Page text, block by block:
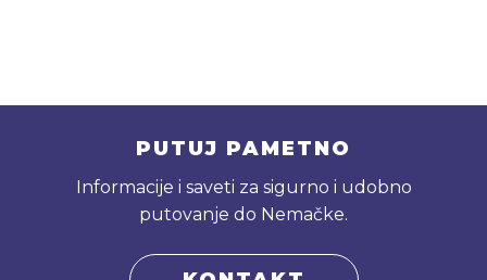
PUTUJ PAMETNO
Informacije i saveti za sigurno i udobno
putovanje do Nemačke.